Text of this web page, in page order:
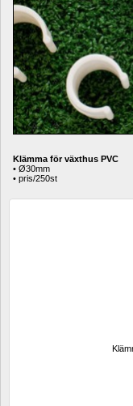
Klämma för växthus PVC
• Ø30mm
• pris/250st